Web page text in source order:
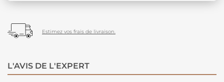
Estimez vos frais de livraison.
L'AVIS DE L'EXPERT